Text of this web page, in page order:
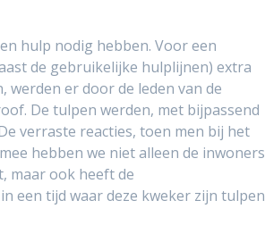
hulp nodig hebben. Voor een
de gebruikelijke hulplijnen) extra
werden er door de leden van de
De tulpen werden, met bijpassend
verraste reacties, toen men bij het
hebben we niet alleen de inwoners
maar ook heeft de
een tijd waar deze kweker zijn tulpen